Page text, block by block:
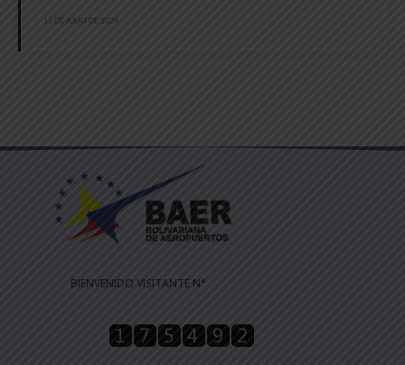
15 DE JULIO DE 2026
BIENVENIDO VISITANTE N°